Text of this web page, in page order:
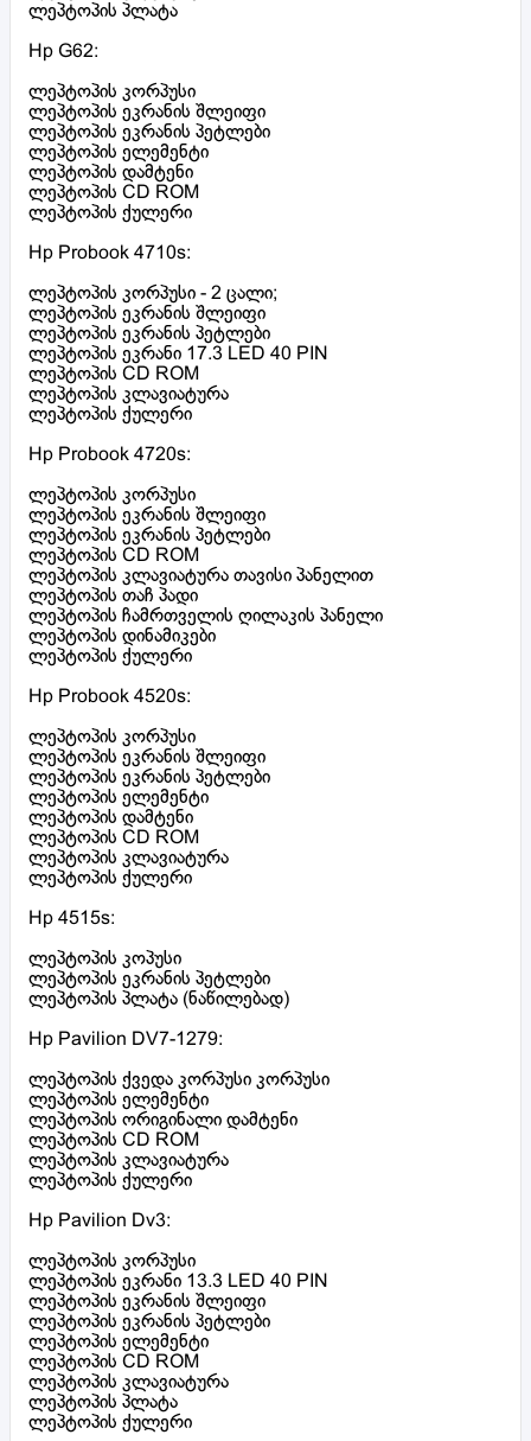
ლეპტოპის პლატა
Hp G62:
ლეპტოპის კორპუსი
ლეპტოპის ეკრანის შლეიფი
ლეპტოპის ეკრანის პეტლები
ლეპტოპის ელემენტი
ლეპტოპის დამტენი
ლეპტოპის CD ROM
ლეპტოპის ქულერი
Hp Probook 4710s:
ლეპტოპის კორპუსი - 2 ცალი;
ლეპტოპის ეკრანის შლეიფი
ლეპტოპის ეკრანის პეტლები
ლეპტოპის ეკრანი 17.3 LED 40 PIN
ლეპტოპის CD ROM
ლეპტოპის კლავიატურა
ლეპტოპის ქულერი
Hp Probook 4720s:
ლეპტოპის კორპუსი
ლეპტოპის ეკრანის შლეიფი
ლეპტოპის ეკრანის პეტლები
ლეპტოპის CD ROM
ლეპტოპის კლავიატურა თავისი პანელით
ლეპტოპის თაჩ პადი
ლეპტოპის ჩამრთველის ღილაკის პანელი
ლეპტოპის დინამიკები
ლეპტოპის ქულერი
Hp Probook 4520s:
ლეპტოპის კორპუსი
ლეპტოპის ეკრანის შლეიფი
ლეპტოპის ეკრანის პეტლები
ლეპტოპის ელემენტი
ლეპტოპის დამტენი
ლეპტოპის CD ROM
ლეპტოპის კლავიატურა
ლეპტოპის ქულერი
Hp 4515s:
ლეპტოპის კოპუსი
ლეპტოპის ეკრანის პეტლები
ლეპტოპის პლატა (ნაწილებად)
Hp Pavilion DV7-1279:
ლეპტოპის ქვედა კორპუსი კორპუსი
ლეპტოპის ელემენტი
ლეპტოპის ორიგინალი დამტენი
ლეპტოპის CD ROM
ლეპტოპის კლავიატურა
ლეპტოპის ქულერი
Hp Pavilion Dv3:
ლეპტოპის კორპუსი
ლეპტოპის ეკრანი 13.3 LED 40 PIN
ლეპტოპის ეკრანის შლეიფი
ლეპტოპის ეკრანის პეტლები
ლეპტოპის ელემენტი
ლეპტოპის CD ROM
ლეპტოპის კლავიატურა
ლეპტოპის პლატა
ლეპტოპის ქულერი